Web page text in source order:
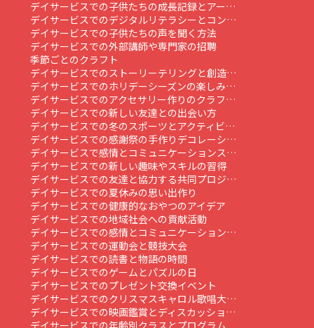
デイサービスでの子供たちの成長記録とアー…
デイサービスでのデジタルリテラシーとコン…
デイサービスでの子供たちの声を聞く方法
デイサービスでの外部講師や専門家の招聘
季節ごとのクラフト
デイサービスでのストーリーテリングと創造…
デイサービスでのホリデーシーズンの楽しみ…
デイサービスでのアクセサリー作りのクラフ…
デイサービスでの新しい友達との出会い方
デイサービスでの冬のスポーツとアクティビ…
デイサービスでの感謝祭の手作りデコレーシ…
デイサービスで感情とコミュニケーションス…
デイサービスでの新しい趣味やスキルの習得
デイサービスでの友達と協力する共同プロジ…
デイサービスでの夏休みの思い出作り
デイサービスでの健康的なおやつのアイデア
デイサービスでの地域社会への貢献活動
デイサービスでの感情とコミュニケーション…
デイサービスでの運動会と競技大会
デイサービスでの読書と物語の時間
デイサービスでのゲームとパズルの日
デイサービスでのプレゼント交換イベント
デイサービスでのクリスマスキャロル歌唱大…
デイサービスでの映画鑑賞とディスカッショ…
デイサービスでの年齢別クラスとプログラム